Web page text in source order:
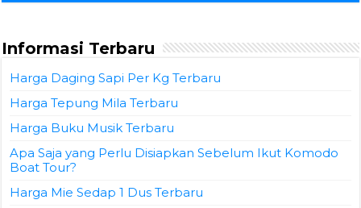
Informasi Terbaru
Harga Daging Sapi Per Kg Terbaru
Harga Tepung Mila Terbaru
Harga Buku Musik Terbaru
Apa Saja yang Perlu Disiapkan Sebelum Ikut Komodo
Boat Tour?
Harga Mie Sedap 1 Dus Terbaru